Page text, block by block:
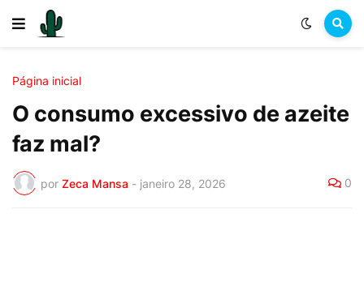
Página inicial
O consumo excessivo de azeite
faz mal?
por Zeca Mansa - janeiro 28, 2026 0